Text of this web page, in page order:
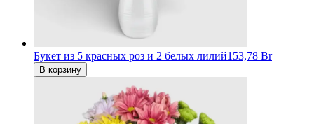
Букет из 5 красных роз и 2 белых лилий153,78 Br
В корзину